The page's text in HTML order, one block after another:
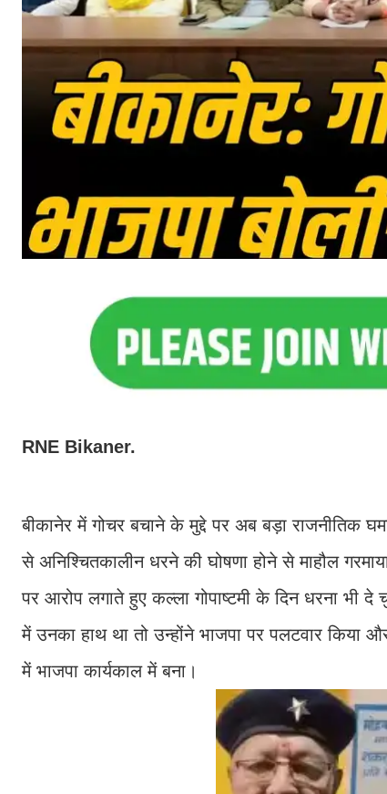
RNE Bikaner.
बीकानेर में गोचर बचाने के मुद्दे पर अब बड़ा राजनीतिक
से अनिश्चितकालीन धरने की घोषणा होने से माहौल
पर आरोप लगाते हुए कल्ला गोपाष्टमी के दिन धरना भी
में उनका हाथ था तो उन्होंने भाजपा पर पलटवार किया
में भाजपा कार्यकाल में बना।